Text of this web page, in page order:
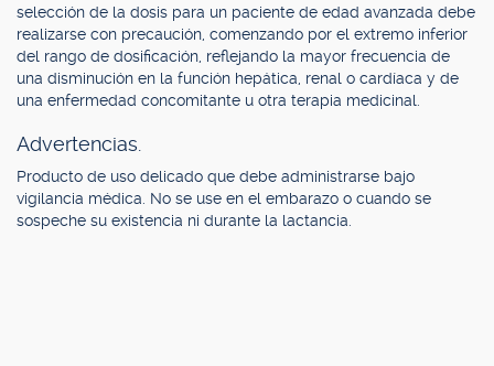
selección de la dosis para un paciente de edad avanzada debe
realizarse con precaución, comenzando por el extremo inferior
del rango de dosificación, reflejando la mayor frecuencia de
una disminución en la función hepática, renal o cardíaca y de
una enfermedad concomitante u otra terapia medicinal.
Advertencias.
Producto de uso delicado que debe administrarse bajo
vigilancia médica. No se use en el embarazo o cuando se
sospeche su existencia ni durante la lactancia.